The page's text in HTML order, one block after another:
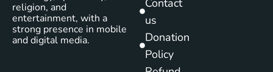
religion, and
entertainment, with a
strong presence in mobile
and digital media.
us
Donation
Policy